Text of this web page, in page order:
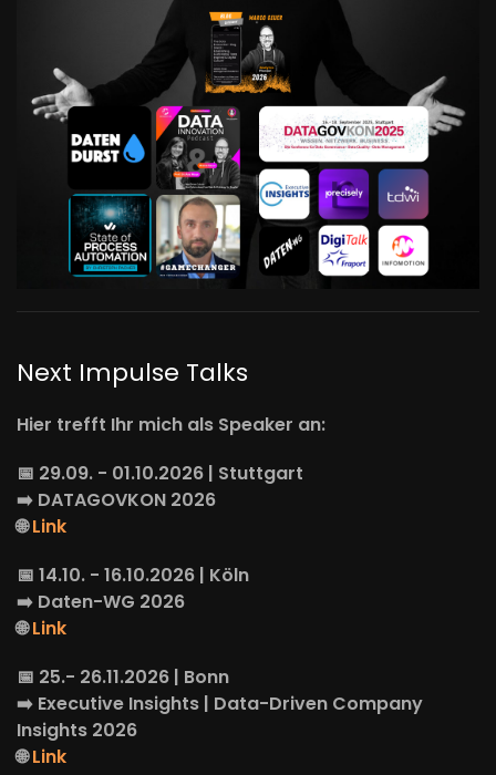
Next Impulse Talks
Hier trefft Ihr mich als Speaker an:
📅 29.09. - 01.10.2026 | Stuttgart
➡️ DATAGOVKON 2026
🌐Link
📅 14.10. - 16.10.2026 | Köln
➡️ Daten-WG 2026
🌐Link
📅 25.- 26.11.2026 | Bonn
➡️ Executive Insights | Data-Driven Company
Insights 2026
🌐Link